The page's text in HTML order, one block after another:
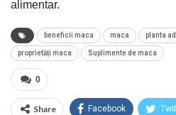
alimentar.
beneficii maca maca planta
proprietăți maca Suplimente de maca
0
Share Facebook